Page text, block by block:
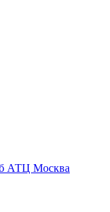
АТЦ Москва